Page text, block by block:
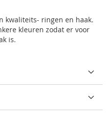
kwaliteits- ringen en haak.
kleuren zodat er voor
is.